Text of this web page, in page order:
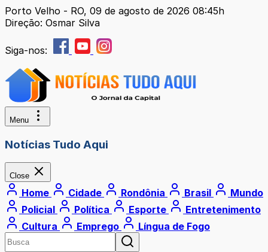
Porto Velho - RO, 09 de agosto de 2026 08:45h
Direção: Osmar Silva
Siga-nos:
Menu
Notícias Tudo Aqui
Close
Home Cidade Rondônia Brasil
Mundo
Policial
Política Esporte
Entretenimento
Cultura
Emprego Língua de Fogo